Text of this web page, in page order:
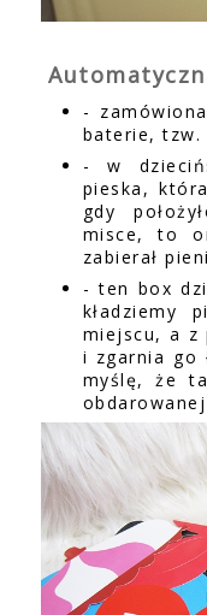
- zamówiona
baterie, tzw.
- w
pieska,
gdy
misce, to
zabierał
- ten box
kładziemy
miejscu, a z
i zgarnia go
myślę, że